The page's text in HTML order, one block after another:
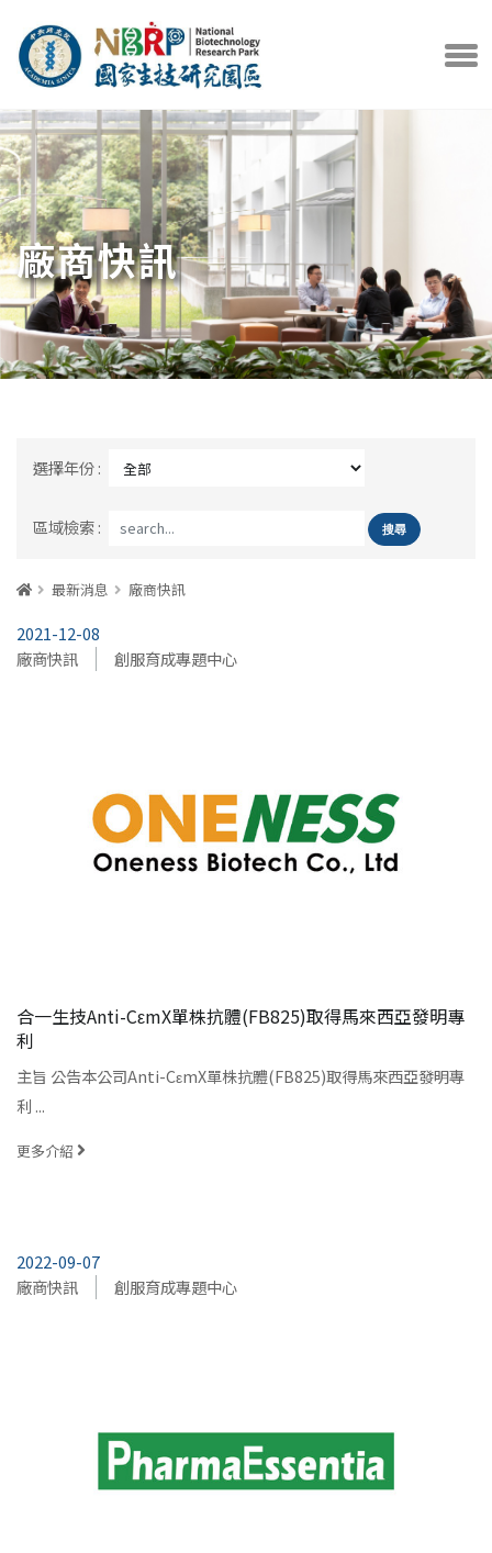
中央研究院官方網站 打開選
廠商快訊
選擇年份 :
區域檢索 :
首頁 最新消息 廠商快訊
2021-12-08
廠商快訊
創服育成專題中心
合一生技Anti-CεmX單株抗體(FB825)取得馬來西亞發明專
利
主旨 公告本公司Anti-CεmX單株抗體(FB825)取得馬來西亞發明專
利 ...
更多介紹
2022-09-07
廠商快訊
創服育成專題中心